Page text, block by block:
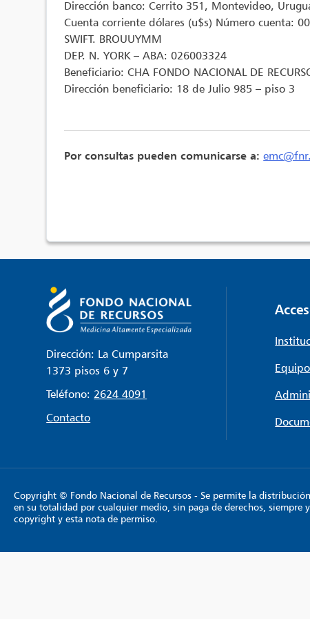
Dirección banco: Cerrito 351, Montevideo,
Cuenta corriente dólares (u$s) Número cuenta:
SWIFT. BROUUYMM
DEP. N. YORK – ABA: 026003324
Beneficiario: CHA FONDO NACIONAL DE
Dirección beneficiario: 18 de Julio 985 – piso 3
Por consultas pueden comunicarse a:
Dirección: La Cumparsita
1373 pisos 6 y 7
Teléfono: 2624 4091
Contacto
Copyright © Fondo Nacional de Recursos - Se permite la
en su totalidad por cualquier medio, sin paga de derechos, siempre
copyright y esta nota de permiso.